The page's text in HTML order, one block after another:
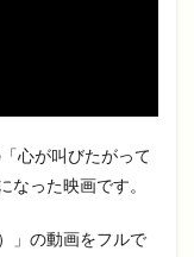
心が叫びたがって
なった映画です。
」の動画をフルで